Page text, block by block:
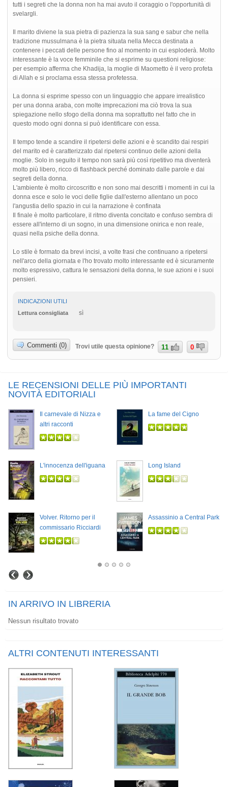
tutti i segreti che la donna non ha mai avuto il coraggio o l'opportunità di
svelargli.
Il marito diviene la sua pietra di pazienza la sua sang e sabur che nella
tradizione mussulmana è la pietra situata nella Mecca destinata a
contenere i peccati delle persone fino al momento in cui esploderà. Molto
interessante è la voce femminile che si esprime su questioni religiose:
per esempio afferma che Khadija, la moglie di Maometto è il vero profeta
di Allah e si proclama essa stessa profetessa.
La donna si esprime spesso con un linguaggio che appare irrealistico
per una donna araba, con molte imprecazioni ma ciò trova la sua
spiegazione nello sfogo della donna ma soprattutto nel fatto che in
questo modo ogni donna si può identificare con essa.
Il tempo tende a scandire il ripetersi delle azioni e è scandito dai respiri
del marito ed è caratterizzato dal ripetersi continuo delle azioni della
moglie. Solo in seguito il tempo non sarà più così ripetitivo ma diventerà
molto più libero, ricco di flashback perché dominato dalle parole e dai
segreti della donna.
L'ambiente è molto circoscritto e non sono mai descritti i momenti in cui la
donna esce e solo le voci delle figlie dall'esterno allentano un poco
l'angustia dello spazio in cui la narrazione è confinata
Il finale è molto particolare, il ritmo diventa concitato e confuso sembra di
essere all'interno di un sogno, in una dimensione onirica e non reale,
quasi nella psiche della donna.
Lo stile è formato da brevi incisi, a volte frasi che continuano a ripetersi
nell'arco della giornata e l'ho trovato molto interessante ed è sicuramente
molto espressivo, cattura le sensazioni della donna, le sue azioni e i suoi
pensieri.
INDICAZIONI UTILI
Lettura consigliata
sì
Commenti (0) Trovi utile questa opinione? 11 0
LE RECENSIONI DELLE PIÙ IMPORTANTI
NOVITÀ EDITORIALI
Il carnevale di Nizza e
altri racconti
La fame del Cigno
L'innocenza dell'iguana Long Island
Volver. Ritorno per il
commissario Ricciardi
Assassinio a Central Park
IN ARRIVO IN LIBRERIA
Nessun risultato trovato
ALTRI CONTENUTI INTERESSANTI